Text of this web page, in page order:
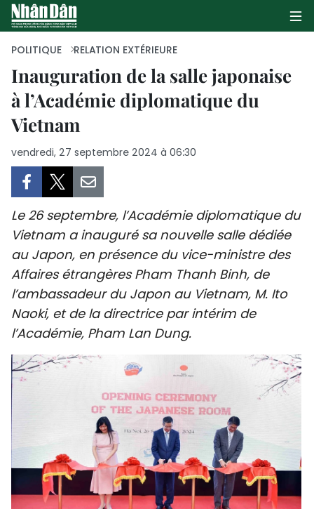
PAGE D'ACCUEIL
CULTURE
TOURISME
ENVIRONNEMENT
SPORT
FRANCOPHONIE
PAYS NATAL
INTERNATIONAL
MÉGASTORIE
INFOGRAPHIE
POLITIQUE RELATION EXTÉRIEURE
Inauguration de la salle japonaise
à l’Académie diplomatique du
Vietnam
vendredi, 27 septembre 2024 à 06:30
Le 26 septembre, l’Académie diplomatique du
Vietnam a inauguré sa nouvelle salle dédiée
au Japon, en présence du vice-ministre des
Affaires étrangères Pham Thanh Binh, de
l’ambassadeur du Japon au Vietnam, M. Ito
Naoki, et de la directrice par intérim de
l’Académie, Pham Lan Dung.